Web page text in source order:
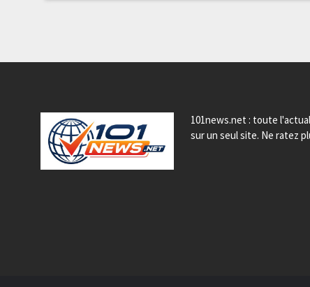
101news.net : toute
sur un seul site. Ne ratez